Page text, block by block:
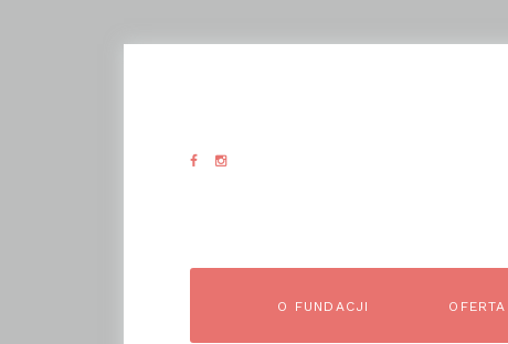
O FUNDACJI OFERTA